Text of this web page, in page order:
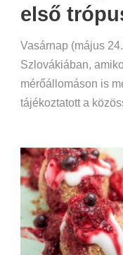
első
Vasárnap (május
Szlovákiában,
mérőállomáson is
tájékoztatott a